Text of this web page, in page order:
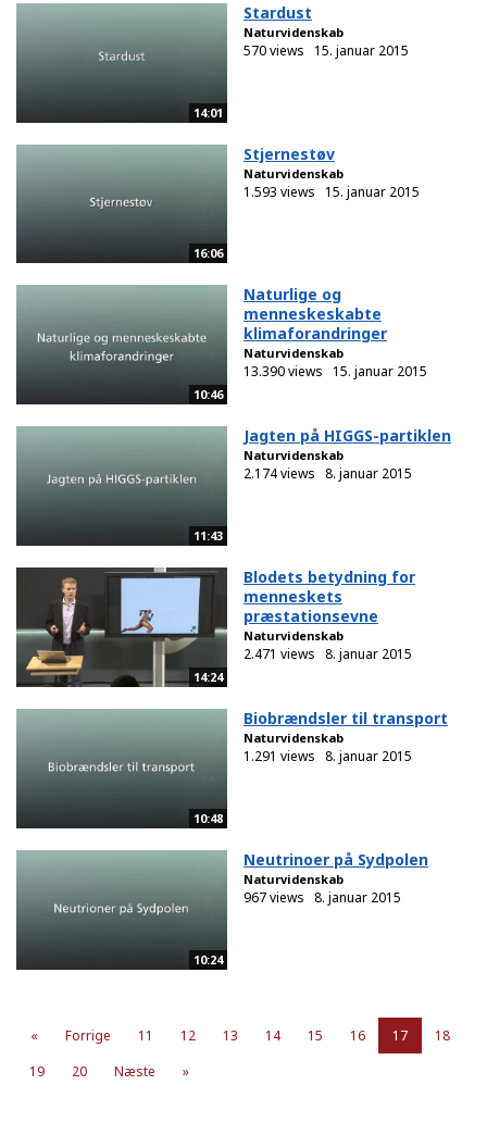
14:01
Stardust
Naturvidenskab
570 views 15. januar 2015
16:06
Stjernestøv
Naturvidenskab
1.593 views 15. januar 2015
10:46
Naturlige og
menneskeskabte
klimaforandringer
Naturvidenskab
13.390 views 15. januar 2015
11:43
Jagten på HIGGS-partiklen
Naturvidenskab
2.174 views 8. januar 2015
14:24
Blodets betydning for
menneskets
præstationsevne
Naturvidenskab
2.471 views 8. januar 2015
10:48
Biobrændsler til transport
Naturvidenskab
1.291 views 8. januar 2015
10:24
Neutrinoer på Sydpolen
Naturvidenskab
967 views 8. januar 2015
« Forrige 11 12 13 14 15 16 17
18
19
20 Næste »